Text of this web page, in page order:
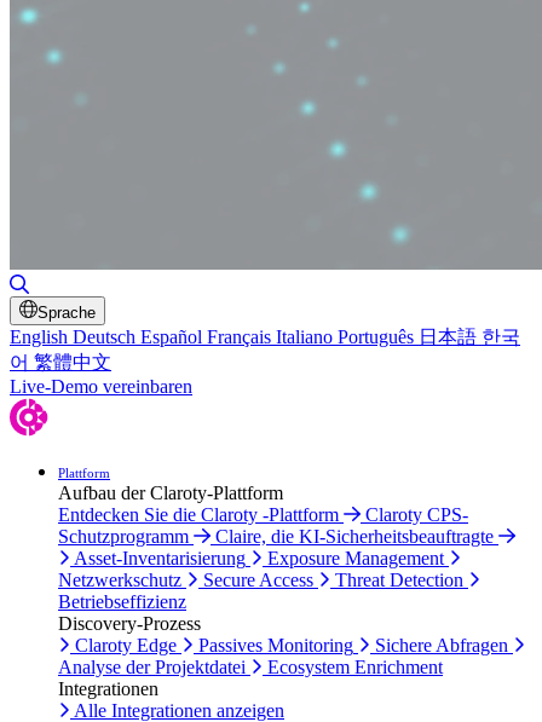
Sprache
English Deutsch Español Français Italiano Português 日本語 한국
어 繁體中文
Live-Demo vereinbaren
Plattform
Aufbau der Claroty-Plattform
Entdecken Sie die Claroty -Plattform
Claroty CPS-
Schutzprogramm
Claire, die KI-Sicherheitsbeauftragte
Asset-Inventarisierung
Exposure Management
Netzwerkschutz
Secure Access
Threat Detection
Betriebseffizienz
Discovery-Prozess
Claroty Edge
Passives Monitoring
Sichere Abfragen
Analyse der Projektdatei
Ecosystem Enrichment
Integrationen
Alle Integrationen anzeigen